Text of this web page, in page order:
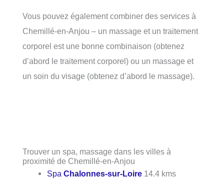
Vous pouvez également combiner des services à
Chemillé-en-Anjou – un massage et un traitement
corporel est une bonne combinaison (obtenez
d’abord le traitement corporel) ou un massage et
un soin du visage (obtenez d’abord le massage).
Trouver un spa, massage dans les villes à
proximité de Chemillé-en-Anjou
SpaChalonnes-sur-Loire 14.4 kms